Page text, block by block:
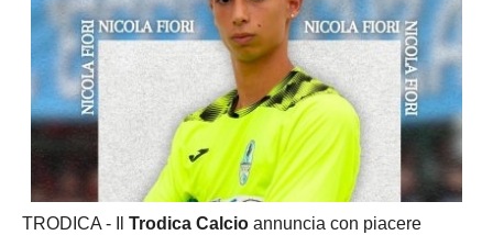
TRODICA - Il Trodica Calcio annuncia con piacere